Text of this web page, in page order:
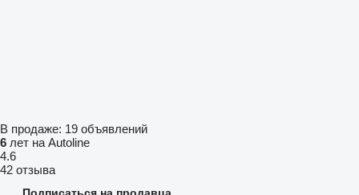
В продаже: 19 объявлений
6 лет на Autoline
4.6
42 отзыва